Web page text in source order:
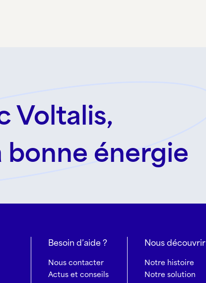
Voltalis,
bonne énergie
Besoin d’aide ?
Nous contacter
Actus et conseils
Nous découvrir
Notre histoire
Notre solution